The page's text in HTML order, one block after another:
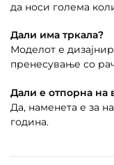
да носи голема
Дали има тркала?
Моделот е
пренесување со
Дали е отпорна на
Да, наменета е за
година.